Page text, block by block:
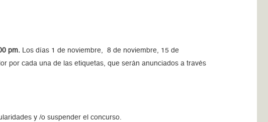
pm. Los días 1 de noviembre, 8 de noviembre, 15 de
por cada una de las etiquetas, que serán anunciados a través
y /o suspender el concurso.